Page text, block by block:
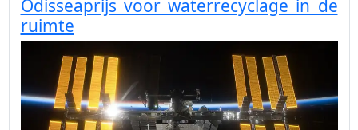
Odisseaprijs voor waterrecyclage in de
ruimte